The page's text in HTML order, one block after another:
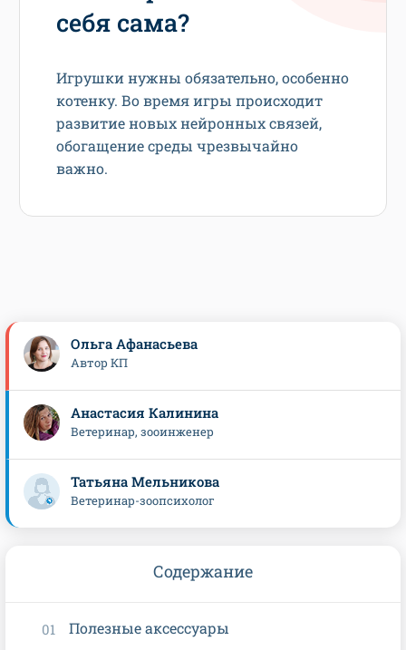
себя сама?
Игрушки нужны обязательно, особенно
котенку. Во время игры происходит
развитие новых нейронных связей,
обогащение среды чрезвычайно
важно.
Ольга Афанасьева
Автор КП
Анастасия Калинина
Ветеринар, зооинженер
Татьяна Мельникова
Ветеринар-зоопсихолог
Содержание
Полезные аксессуары